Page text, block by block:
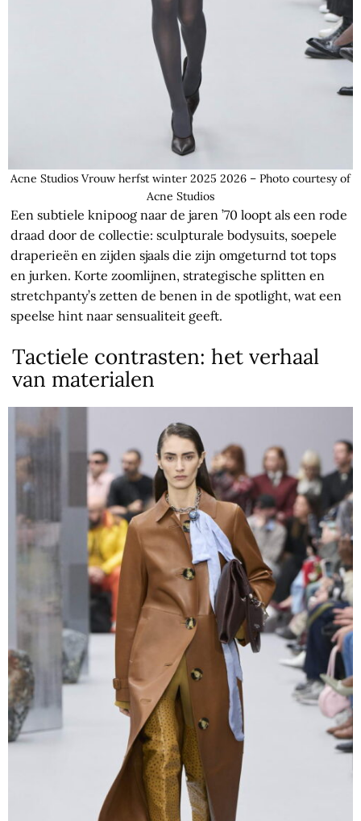
Acne Studios Vrouw herfst winter 2025 2026 – Photo courtesy of
Acne Studios
Een subtiele knipoog naar de jaren ’70 loopt als een rode
draad door de collectie: sculpturale bodysuits, soepele
draperieën en zijden sjaals die zijn omgeturnd tot tops
en jurken. Korte zoomlijnen, strategische splitten en
stretchpanty’s zetten de benen in de spotlight, wat een
speelse hint naar sensualiteit geeft.
Tactiele contrasten: het verhaal
van materialen